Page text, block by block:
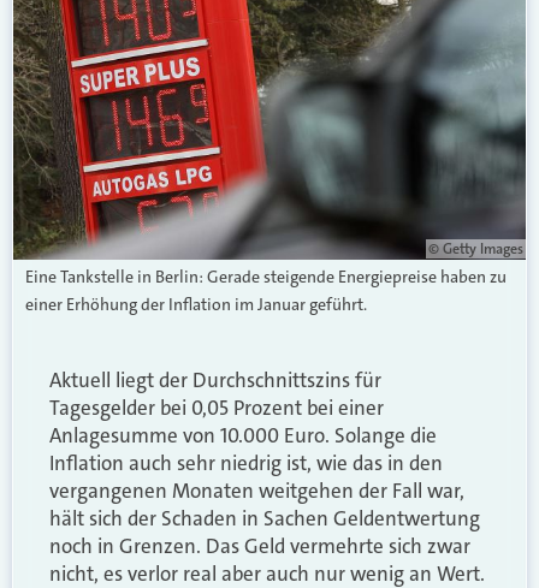
© Getty Images
Eine Tankstelle in Berlin: Gerade steigende Energiepreise haben zu
einer Erhöhung der Inflation im Januar geführt.
Aktuell liegt der Durchschnittszins für
Tagesgelder bei 0,05 Prozent bei einer
Anlagesumme von 10.000 Euro. Solange die
Inflation auch sehr niedrig ist, wie das in den
vergangenen Monaten weitgehen der Fall war,
hält sich der Schaden in Sachen Geldentwertung
noch in Grenzen. Das Geld vermehrte sich zwar
nicht, es verlor real aber auch nur wenig an Wert.